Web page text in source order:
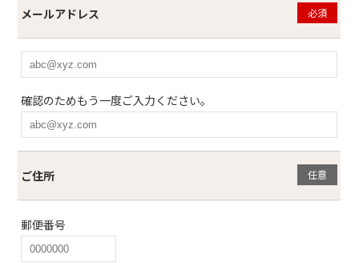
メールアドレス 必須
確認のためもう一度ご入力ください。
ご住所 任意
郵便番号